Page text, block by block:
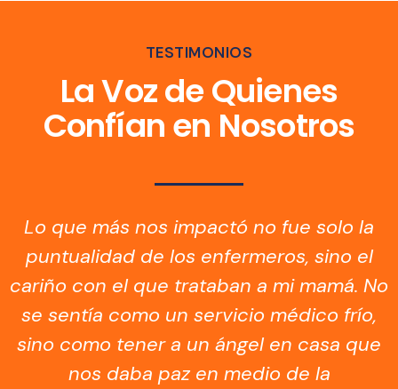
TESTIMONIOS
La Voz de Quienes
Confían en Nosotros
Lo que más nos impactó no fue solo la
puntualidad de los enfermeros, sino el
cariño con el que trataban a mi mamá. No
se sentía como un servicio médico frío,
sino como tener a un ángel en casa que
nos daba paz en medio de la